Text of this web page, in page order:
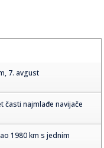
7. avgust
časti najmlađe navijače
1980 km s jednim